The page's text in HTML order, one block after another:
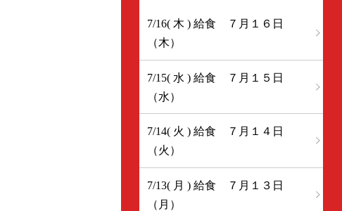
7/16( 木 ) 給食 ７月１６日
（木）
7/15( 水 ) 給食 ７月１５日
（水）
7/14( 火 ) 給食 ７月１４日
（火）
7/13( 月 ) 給食 ７月１３日
（月）